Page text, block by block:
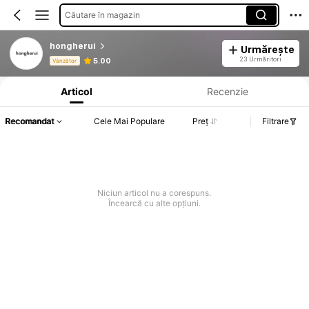
Căutare în magazin
hongherui
Vânzător 5.00
Urmărește
23 Urmăritori
Informații despre produs: Divulgarea prețului, detalii privind vânzările și stocul.
Articol Recenzie
Recomandat Cele Mai Populare Preț Filtrare
Niciun articol nu a corespuns.
Încearcă cu alte opțiuni.